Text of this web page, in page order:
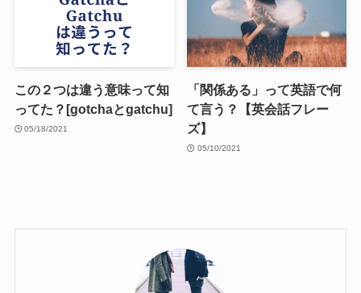
この２つは違う意味って知
ってた？[gotchaとgatchu]
05/18/2021
「関係ある」って英語で何
て言う？【英会話フレー
ズ】
05/10/2021